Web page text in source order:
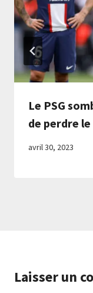
Le PSG
de perdre
avril 30, 2023
Laisser un